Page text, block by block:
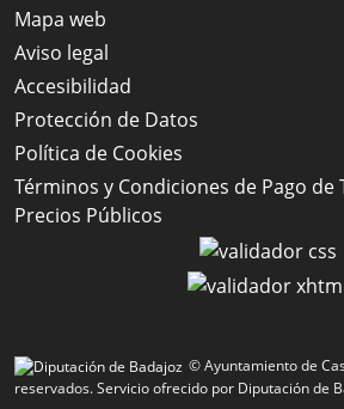
Mapa web
Aviso legal
Accesibilidad
Protección de Datos
Política de Cookies
Términos y Condiciones de Pago de
Precios Públicos
© Ayuntamiento de
reservados.Servicio ofrecido por Diputación de